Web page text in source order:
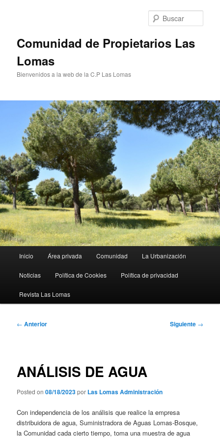
Comunidad de Propietarios Las
Lomas
Bienvenidos a la web de la C.P Las Lomas
Inicio Área privada Comunidad La Urbanización
Noticias Política de Cookies Política de privacidad
Revista Las Lomas
Navegación
← Anterior Siguiente →
ANÁLISIS DE AGUA
Posted on08/18/2023por Las Lomas Administración
Con independencia de los análisis que realice la empresa
distribuidora de agua, Suministradora de Aguas Lomas-Bosque,
la Comunidad cada cierto tiempo, toma una muestra de agua